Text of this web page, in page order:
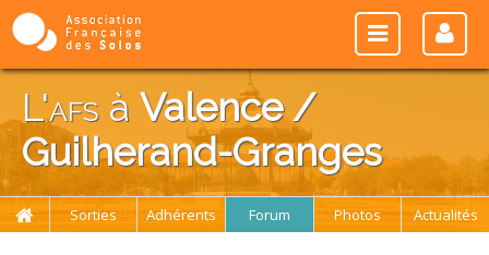
L'afs à Valence /
Guilherand-Granges
Sorties Adhérents Forum Photos Actualités